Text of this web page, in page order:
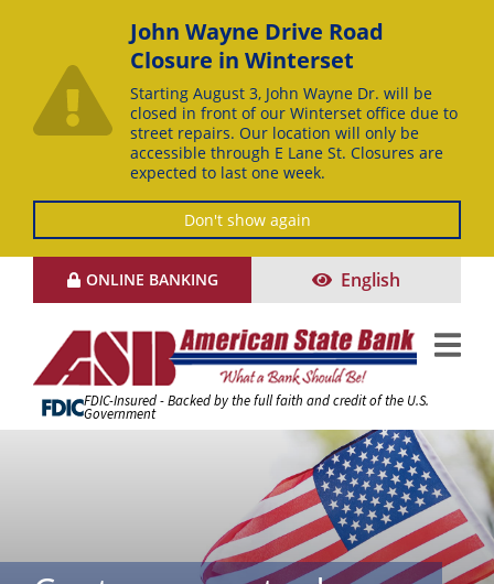
John Wayne Drive Road
Closure in Winterset
Starting August 3, John Wayne Dr. will be
closed in front of our Winterset office due to
street repairs. Our location will only be
accessible through E Lane St. Closures are
expected to last one week.
Don't show again
ONLINE BANKING English
FDIC-Insured - Backed by the full faith and credit of the U.S.
Government